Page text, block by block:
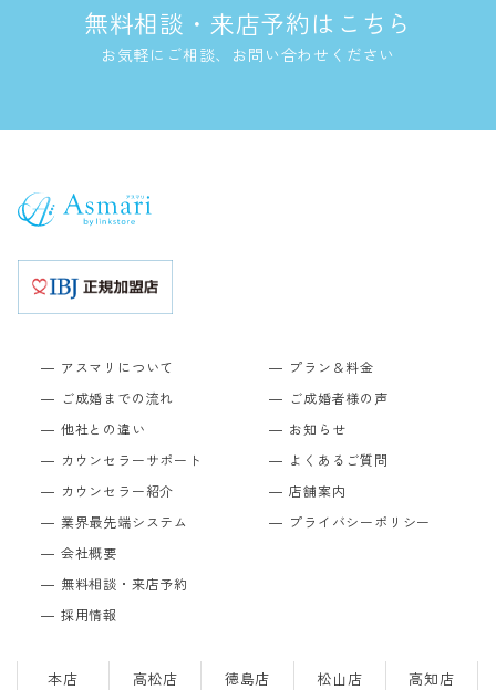
無料相談・来店予約はこちら
お気軽にご相談、お問い合わせください
アスマリについて
ご成婚までの流れ
他社との違い
カウンセラーサポート
カウンセラー紹介
業界最先端システム
プラン＆料金
ご成婚者様の声
お知らせ
よくあるご質問
店舗案内
プライバシーポリシー
会社概要
無料相談・来店予約
採用情報
本店 高松店 徳島店 松山店 高知店